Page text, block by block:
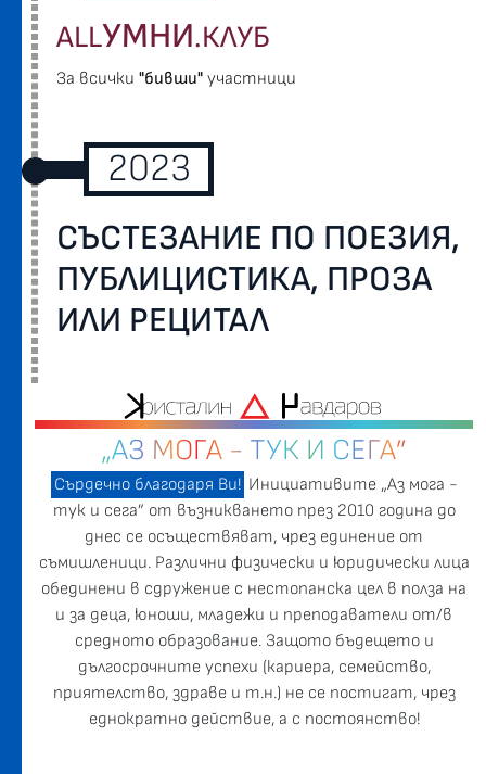
ALLУМНИ.КЛУБ
За всички "бивши" участници
2023
СЪСТЕЗАНИЕ ПО ПОЕЗИЯ,
ПУБЛИЦИСТИКА, ПРОЗА
ИЛИ РЕЦИТАЛ
„АЗ МОГА - ТУК И СЕГА”
Сърдечно благодаря Ви! Инициативите „Аз мога -
тук и сега” от възникването през 2010 година до
днес се осъществяват, чрез единение от
съмишленици. Различни физически и юридически лица
обединени в сдружение с нестопанска цел в полза на
и за деца, юноши, младежи и преподаватели от/в
средното образование. Защото бъдещето и
дългосрочните успехи (кариера, семейство,
приятелство, здраве и т.н.) не се постигат, чрез
еднократно действие, а с постоянство!